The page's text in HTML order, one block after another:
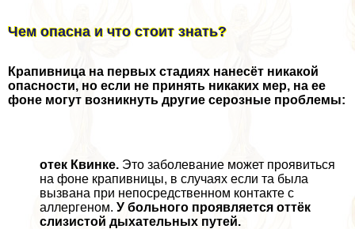
Чем опасна и что стоит знать?
Крапивница на первых стадиях нанесёт никакой
опасности, но если не принять никаких мер, на ее
фоне могут возникнуть другие серозные проблемы:
отек Квинке. Это заболевание может проявиться
на фоне крапивницы, в случаях если та была
вызвана при непосредственном контакте с
аллергеном. У больного проявляется оттёк
слизистой дыхательных путей.